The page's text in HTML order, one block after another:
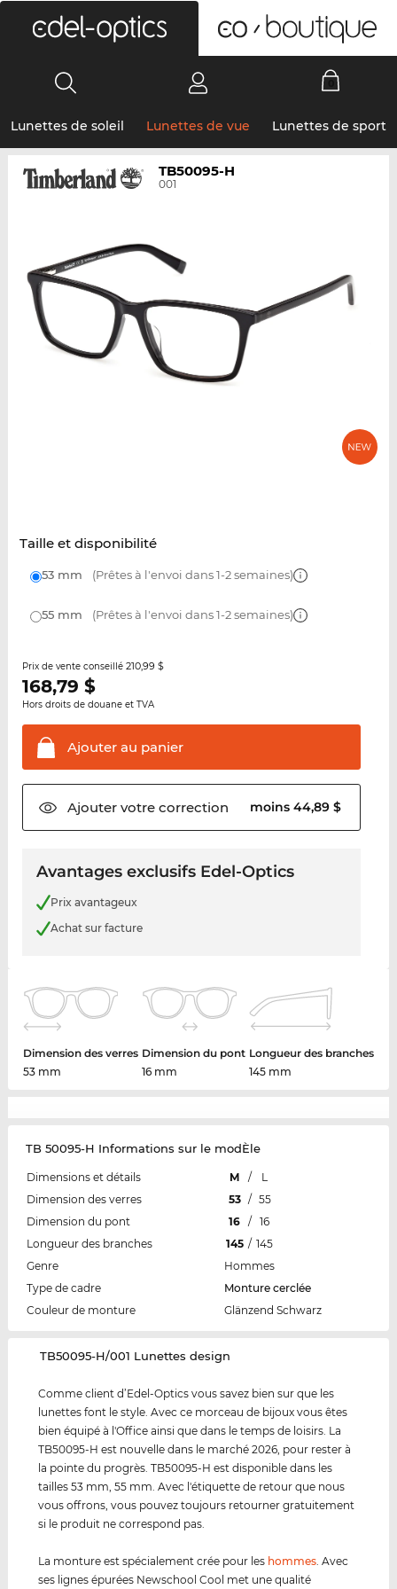
Lunettes de soleil Lunettes de vue Lunettes de sport
TB50095-H
001
Taille et disponibilité
53 mm (Prêtes à l'envoi dans 1-2 semaines)
55 mm (Prêtes à l'envoi dans 1-2 semaines)
Prix de vente conseillé 210,99 $
168,79 $
Hors droits de douane et TVA
Ajouter au panier
Ajouter votrecorrection moins 44,89 $
Avantages exclusifs Edel-Optics
Prix avantageux
Achat sur facture
Dimension des verres
53 mm
Dimension du pont
16 mm
Longueur des branches
145 mm
TB 50095-H Informations sur le modÈle
Dimensions et détails M /
L
Dimension des verres
53 / 55
Dimension du pont
16 /
16
Longueur des branches
145 / 145
Genre
Hommes
Type de cadre
Monture cerclée
Couleur de monture
Glänzend Schwarz
‌TB50095-H/001 Lunettes design
Comme client d’Edel-Optics vous savez bien sur que les
lunettes font le style. Avec ce morceau de bijoux vous êtes
bien équipé à l'Office ainsi que dans le temps de loisirs. La
TB50095-H est nouvelle dans le marché 2026, pour rester à
la pointe du progrès. TB50095-H est disponible dans les
tailles 53 mm, 55 mm. Avec l'étiquette de retour que nous
vous offrons, vous pouvez toujours retourner gratuitement
si le produit ne correspond pas.
La monture est spécialement crée pour les hommes . Avec
ses lignes épurées Newschool Cool met une qualité